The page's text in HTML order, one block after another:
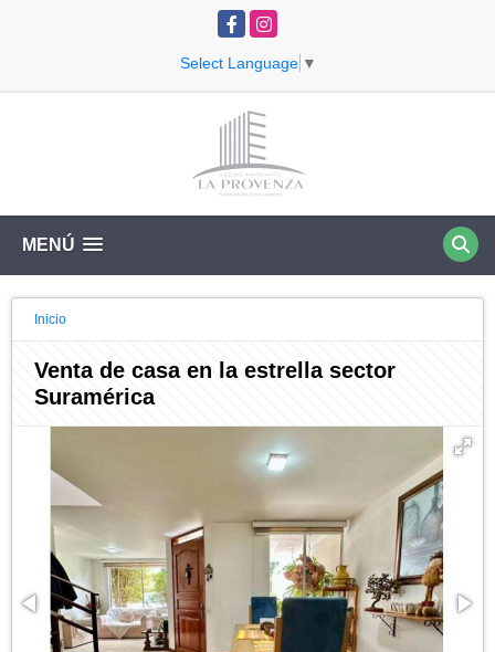
FacebookInstagram
Select Language ▼
MENÚ
Inicio
Venta de casa en la estrella sector
Suramérica